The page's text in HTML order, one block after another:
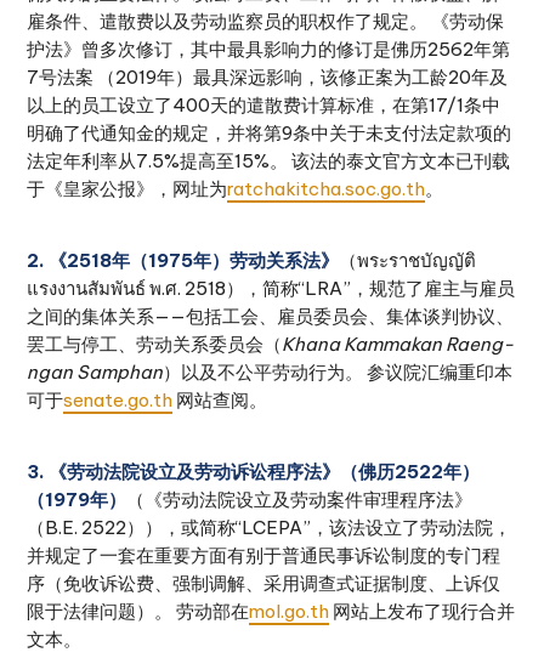
雇条件、遣散费以及劳动监察员的职权作了规定。 《劳动保
护法》曾多次修订，其中最具影响力的修订是佛历2562年第
7号法案 （2019年）最具深远影响，该修正案为工龄20年及
以上的员工设立了400天的遣散费计算标准，在第17/1条中
明确了代通知金的规定，并将第9条中关于未支付法定款项的
法定年利率从7.5%提高至15%。 该法的泰文官方文本已刊载
于《皇家公报》，网址为ratchakitcha.soc.go.th。
2. 《2518年（1975年）劳动关系法》
（พระราชบัญญัติ
แรงงานสัมพันธ์ พ.ศ. 2518），简称“LRA”，规范了雇主与雇员
之间的集体关系——包括工会、雇员委员会、集体谈判协议、
罢工与停工、劳动关系委员会（Khana Kammakan Raeng-
ngan Samphan）以及不公平劳动行为。 参议院汇编重印本
可于senate.go.th 网站查阅。
3. 《劳动法院设立及劳动诉讼程序法》（佛历2522年）
（1979年）
（《劳动法院设立及劳动案件审理程序法》
（B.E. 2522）），或简称“LCEPA”，该法设立了劳动法院，
并规定了一套在重要方面有别于普通民事诉讼制度的专门程
序（免收诉讼费、强制调解、采用调查式证据制度、上诉仅
限于法律问题）。 劳动部在mol.go.th 网站上发布了现行合并
文本。